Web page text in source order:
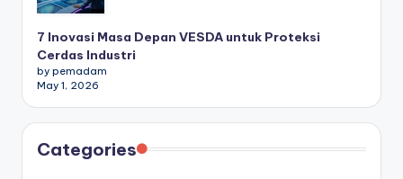
7 Inovasi Masa Depan VESDA untuk Proteksi
Cerdas Industri
by pemadam
May 1, 2026
Categories